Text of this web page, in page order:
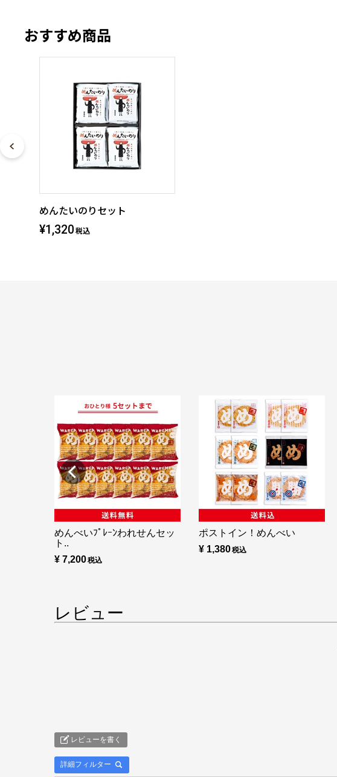
おすすめ商品
めんたいのりセット
¥1,320 税込
めんべいﾌﾟﾚｰﾝわれせんセッ
ト..
¥ 7,200
ポストイン！めんべい
¥ 1,380
レビュー
レビューを書く
詳細フィルター